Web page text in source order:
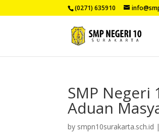
(0271) 635910
SMP Negeri
Aduan
by smpn10surakarta.sch.id |